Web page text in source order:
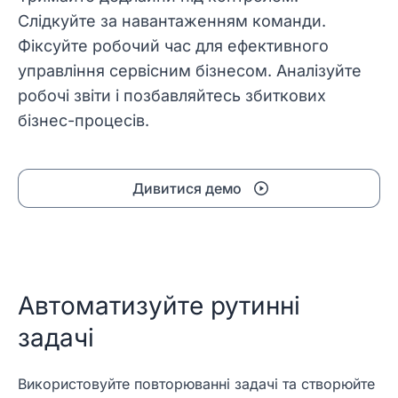
Слідкуйте за навантаженням команди.
Фіксуйте робочий час для ефективного
управління сервісним бізнесом. Аналізуйте
робочі звіти і позбавляйтесь збиткових
бізнес-процесів.
Дивитися демо
Автоматизуйте рутинні
задачі
Використовуйте повторюванні задачі та створюйте